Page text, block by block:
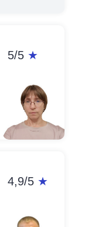
4,9/5 ★
5/5 ★